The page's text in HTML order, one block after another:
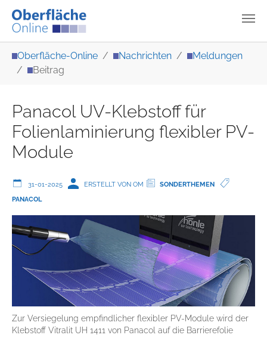
Oberfläche-Online Nachrichten
Meldungen
Beitrag
Panacol UV-Klebstoff für
Folienlaminierung flexibler PV-
Module
31-01-2025 ERSTELLT VON OM
SONDERTHEMEN
PANACOL
Zur Versiegelung empfindlicher flexibler PV-Module wird der
Klebstoff Vitralit UH 1411 von Panacol auf die Barrierefolie